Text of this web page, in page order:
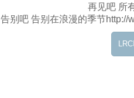
再见吧 所
告别吧 告别在浪漫的季节http://